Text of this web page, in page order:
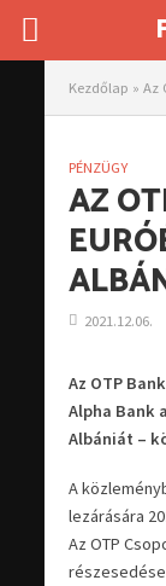
Kezdőlap » Az
PÉNZÜGY
AZ
2021.12.06.
Az OTP
Alpha Bank
Albániát –
A
lezárására
Az OTP